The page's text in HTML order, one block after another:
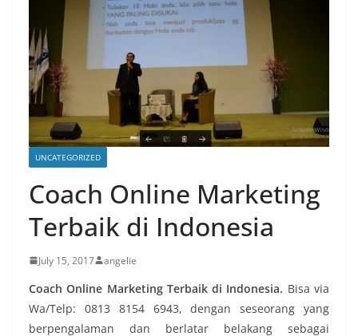
UNCATEGORIZED
Coach Online Marketing
Terbaik di Indonesia
July 15, 2017 angelie
Coach Online Marketing Terbaik di Indonesia. Bisa via
Wa/Telp: 0813 8154 6943, dengan seseorang yang
berpengalaman dan berlatar belakang sebagai